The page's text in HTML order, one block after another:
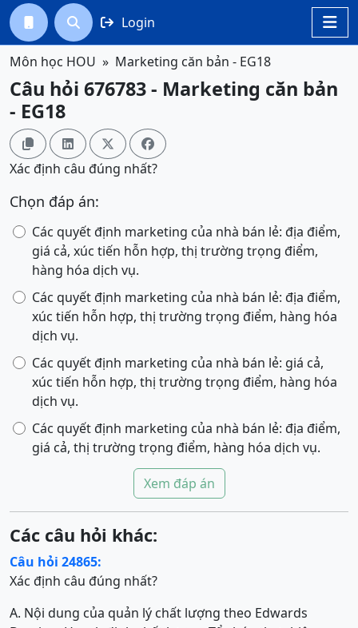

  Login
Môn học HOU Marketing căn bản - EG18
Câu hỏi 676783 - Marketing căn bản
- EG18
   
Xác định câu đúng nhất?
Chọn đáp án:
Các quyết định marketing của nhà bán lẻ: địa điểm,
giá cả, xúc tiến hỗn hợp, thị trường trọng điểm,
hàng hóa dịch vụ.
Các quyết định marketing của nhà bán lẻ: địa điểm,
xúc tiến hỗn hợp, thị trường trọng điểm, hàng hóa
dịch vụ.
Các quyết định marketing của nhà bán lẻ: giá cả,
xúc tiến hỗn hợp, thị trường trọng điểm, hàng hóa
dịch vụ.
Các quyết định marketing của nhà bán lẻ: địa điểm,
giá cả, thị trường trọng điểm, hàng hóa dịch vụ.
Xem đáp án
Các câu hỏi khác:
Câu hỏi 24865:
Xác định câu đúng nhất?
A. Nội dung của quản lý chất lượng theo Edwards